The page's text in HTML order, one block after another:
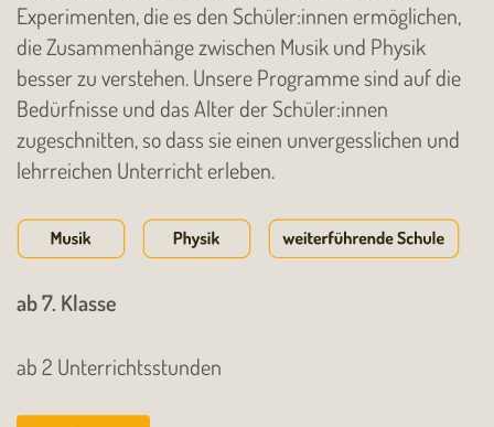
Experimenten, die es den Schüler:innen ermöglichen,
die Zusammenhänge zwischen Musik und Physik
besser zu verstehen. Unsere Programme sind auf die
Bedürfnisse und das Alter der Schüler:innen
zugeschnitten, so dass sie einen unvergesslichen und
lehrreichen Unterricht erleben.
ab 7. Klasse
ab 2 Unterrichtsstunden